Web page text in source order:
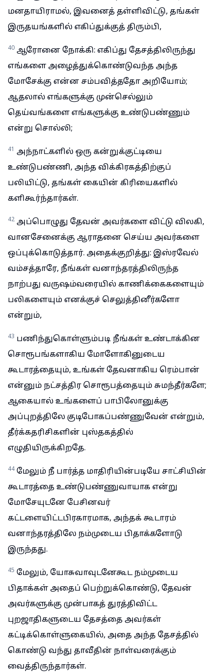
மனதாயிராமல், இவனைத் தள்ளிவிட்டு, தங்கள்
இருதயங்களில் எகிப்துக்குத் திரும்பி,
40 ஆரோனை நோக்கி: எகிப்து தேசத்திலிருந்து
எங்களை அழைத்துக்கொண்டுவந்த அந்த
மோசேக்கு என்ன சம்பவித்ததோ அறியோம்;
ஆதலால் எங்களுக்கு முன்செல்லும்
தெய்வங்களை எங்களுக்கு உண்டுபண்ணும்
என்று சொல்லி;
41 அந்நாட்களில் ஒரு கன்றுக்குட்டியை
உண்டுபண்ணி, அந்த விக்கிரகத்திற்குப்
பலியிட்டு, தங்கள் கையின் கிரியைகளில்
களிகூர்ந்தார்கள்.
42 அப்பொழுது தேவன் அவர்களை விட்டு விலகி,
வானசேனைக்கு ஆராதனை செய்ய அவர்களை
ஒப்புக்கொடுத்தார். அதைக்குறித்து: இஸ்ரவேல்
வம்சத்தாரே, நீங்கள் வனாந்தரத்திலிருந்த
நாற்பது வருஷம்வரையில் காணிக்கைகளையும்
பலிகளையும் எனக்குச் செலுத்தினீர்களோ
என்றும்,
43 பணிந்துகொள்ளும்படி நீங்கள் உண்டாக்கின
சொரூபங்களாகிய மோளோகினுடைய
கூடாரத்தையும், உங்கள் தேவனாகிய ரெம்பான்
என்னும் நட்சத்திர சொரூபத்தையும் சுமந்தீர்களே;
ஆகையால் உங்களைப் பாபிலோனுக்கு
அப்புறத்திலே குடிபோகப்பண்ணுவேன் என்றும்,
தீர்க்கதரிசிகளின் புஸ்தகத்தில்
எழுதியிருக்கிறதே.
44 மேலும் நீ பார்த்த மாதிரியின்படியே சாட்சியின்
கூடாரத்தை உண்டுபண்ணுவாயாக என்று
மோசேயுடனே பேசினவர்
கட்டளையிட்டபிரகாரமாக, அந்தக் கூடாரம்
வனாந்தரத்திலே நம்முடைய பிதாக்களோடு
இருந்தது.
45 மேலும், யோசுவாவுடனேகூட நம்முடைய
பிதாக்கள் அதைப் பெற்றுக்கொண்டு, தேவன்
அவர்களுக்கு முன்பாகத் துரத்திவிட்ட
புறஜாதிகளுடைய தேசத்தை அவர்கள்
கட்டிக்கொள்ளுகையில், அதை அந்த தேசத்தில்
கொண்டு வந்து தாவீதின் நாள்வரைக்கும்
வைத்திருந்தார்கள்.